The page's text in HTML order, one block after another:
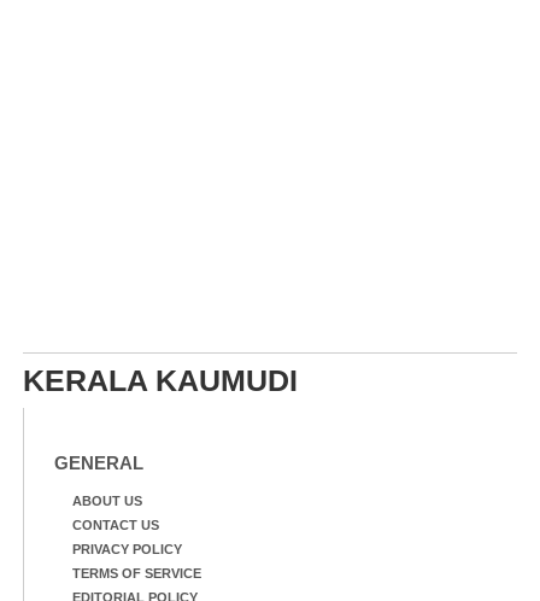
KERALA KAUMUDI
GENERAL
ABOUT US
CONTACT US
PRIVACY POLICY
TERMS OF SERVICE
EDITORIAL POLICY